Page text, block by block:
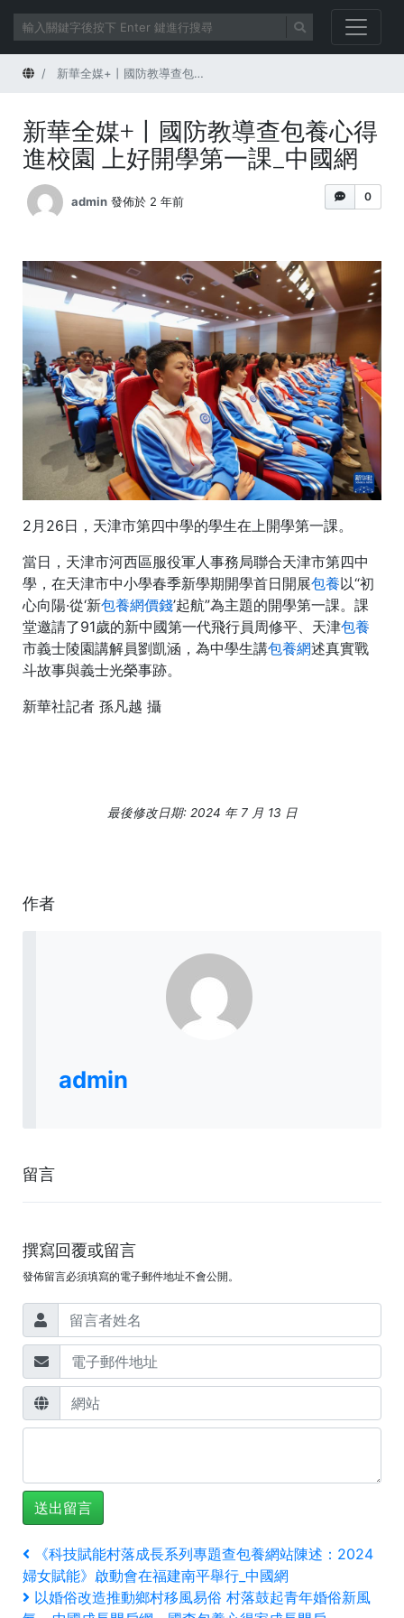
首頁 新華全媒+丨國防教導查包養心得進校園 上好開學第一課_中國網
新華全媒+丨國防教導查包養心得
進校園 上好開學第一課_中國網
0
admin 發佈於 2 年前
2月26日，天津市第四中學的學生在上開學第一課。
當日，天津市河西區服役軍人事務局聯合天津市第四中
學，在天津市中小學春季新學期開學首日開展包養以“初
心向陽·從‘新包養網價錢’起航”為主題的開學第一課。課
堂邀請了91歲的新中國第一代飛行員周修平、天津包養
市義士陵園講解員劉凱涵，為中學生講包養網述真實戰
斗故事與義士光榮事跡。
新華社記者 孫凡越 攝
最後修改日期: 2024 年 7 月 13 日
作者
admin
留言
撰寫回覆或留言
發佈留言必須填寫的電子郵件地址不會公開。
文
章
上
一
篇
《科技賦能村落成長系列專題查包養網站陳述：2024
婦女賦能》啟動會在福建南平舉行_中國網
下
以婚俗改造推動鄉村移風易俗 村落鼓起青年婚俗新風